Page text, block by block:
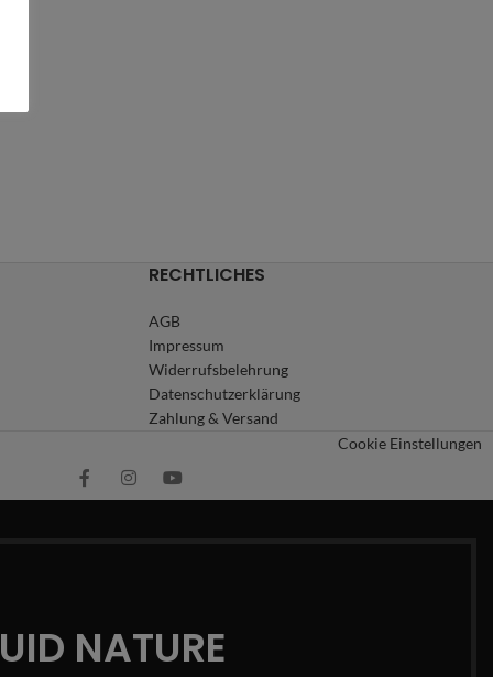
RECHTLICHES
AGB
Impressum
Widerrufsbelehrung
Datenschutzerklärung
Zahlung & Versand
Cookie Einstellungen
NATURE